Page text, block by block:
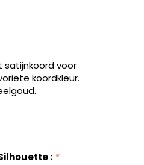
satijnkoord voor
koordkleur.
: *